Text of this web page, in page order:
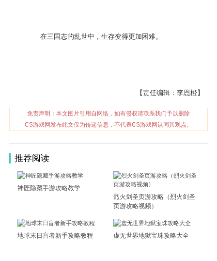
在三国志的乱世中，生存变得更加困难。
【责任编辑：李恩橙】
免责声明：本文图片引用自网络，如有侵权请联系我们予以删除
CS游戏网发布此文仅为传递信息，不代表CS游戏网认同其观点。
推荐阅读
神匠隐藏手游攻略教学
烈火剑圣页游攻略（烈火剑圣
页游攻略视频）
地球末日盲者新手攻略教程 虚无世界地狱宝珠攻略大全